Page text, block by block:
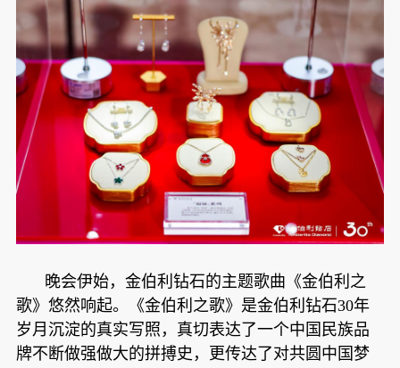
晚会伊始，金伯利钻石的主题歌曲《金伯利之
歌》悠然响起。《金伯利之歌》是金伯利钻石30年
岁月沉淀的真实写照，真切表达了一个中国民族品
牌不断做强做大的拼搏史，更传达了对共圆中国梦